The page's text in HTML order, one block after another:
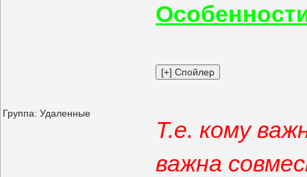
Группа: Удаленные
Т.е. кому
важна